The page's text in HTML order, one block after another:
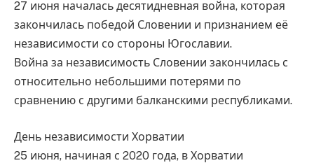
27 июня началась десятидневная война, которая
закончилась победой Словении и признанием её
независимости со стороны Югославии.
Война за независимость Словении закончилась с
относительно небольшими потерями по
сравнению с другими балканскими республиками.
День независимости Хорватии
25 июня, начиная с 2020 года, в Хорватии